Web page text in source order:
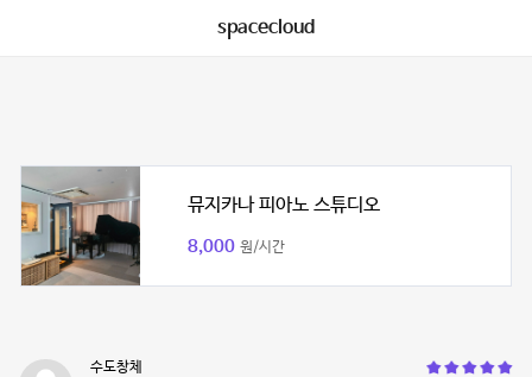
spacecloud
뮤지카나 피아노 스튜디오
8,000 원/시간
수도창체